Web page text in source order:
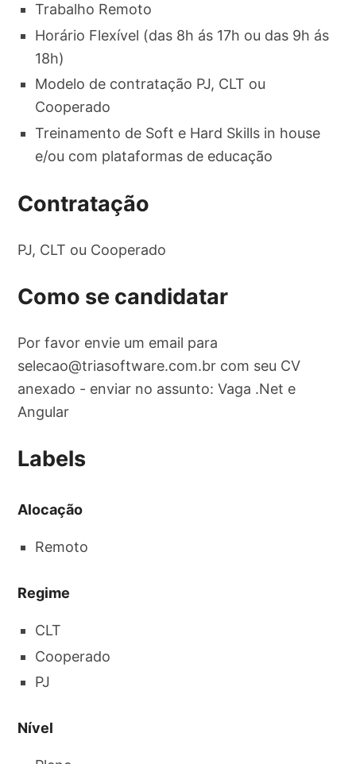
Trabalho Remoto
Horário Flexível (das 8h ás 17h ou das 9h ás
18h)
Modelo de contratação PJ, CLT ou
Cooperado
Treinamento de Soft e Hard Skills in house
e/ou com plataformas de educação
Contratação
PJ, CLT ou Cooperado
Como se candidatar
Por favor envie um email para
selecao@triasoftware.com.br com seu CV
anexado - enviar no assunto: Vaga .Net e
Angular
Labels
Alocação
Remoto
Regime
CLT
Cooperado
PJ
Nível